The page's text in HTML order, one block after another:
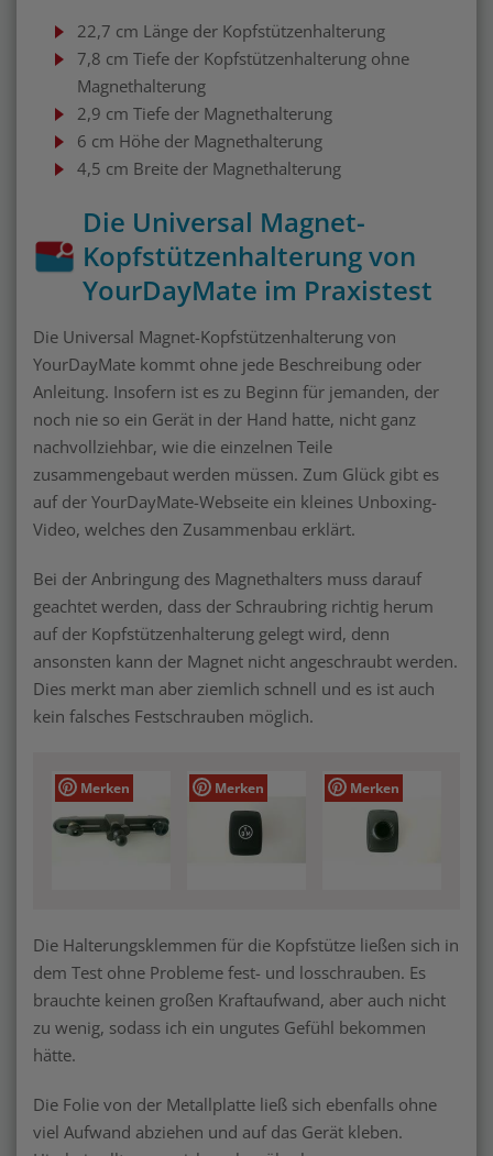
22,7 cm Länge der Kopfstützenhalterung
7,8 cm Tiefe der Kopfstützenhalterung ohne
Magnethalterung
2,9 cm Tiefe der Magnethalterung
6 cm Höhe der Magnethalterung
4,5 cm Breite der Magnethalterung
Die Universal Magnet-
Kopfstützenhalterung von
YourDayMate im Praxistest
Die Universal Magnet-Kopfstützenhalterung von
YourDayMate kommt ohne jede Beschreibung oder
Anleitung. Insofern ist es zu Beginn für jemanden, der
noch nie so ein Gerät in der Hand hatte, nicht ganz
nachvollziehbar, wie die einzelnen Teile
zusammengebaut werden müssen. Zum Glück gibt es
auf der YourDayMate-Webseite ein kleines Unboxing-
Video, welches den Zusammenbau erklärt.
Bei der Anbringung des Magnethalters muss darauf
geachtet werden, dass der Schraubring richtig herum
auf der Kopfstützenhalterung gelegt wird, denn
ansonsten kann der Magnet nicht angeschraubt werden.
Dies merkt man aber ziemlich schnell und es ist auch
kein falsches Festschrauben möglich.
Merken Merken Merken
Die Halterungsklemmen für die Kopfstütze ließen sich in
dem Test ohne Probleme fest- und losschrauben. Es
brauchte keinen großen Kraftaufwand, aber auch nicht
zu wenig, sodass ich ein ungutes Gefühl bekommen
hätte.
Die Folie von der Metallplatte ließ sich ebenfalls ohne
viel Aufwand abziehen und auf das Gerät kleben.